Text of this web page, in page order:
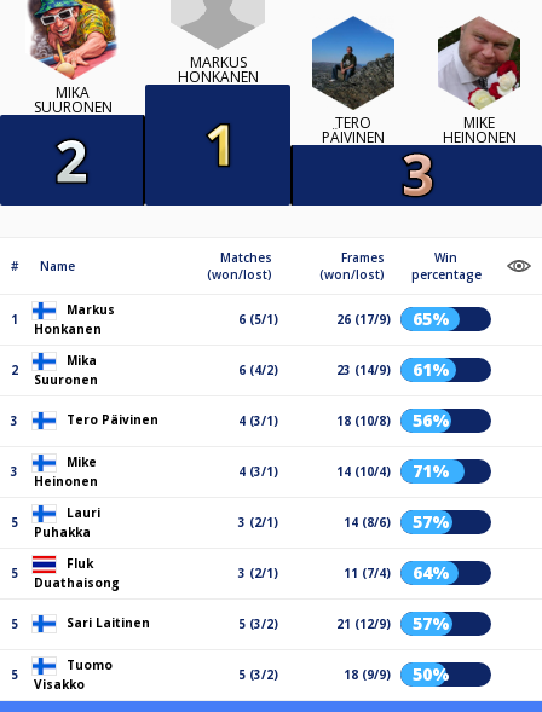
MIKA
SUURONEN
MARKUS
HONKANEN
TERO
PÄIVINEN
MIKE
HEINONEN
# Name
Matches
(won/lost)
Frames
(won/lost)
Win
percentage
1
Markus
Honkanen
6 (5/1) 26 (17/9) 65%
2
Mika
Suuronen
6 (4/2) 23 (14/9) 61%
3 Tero Päivinen 4 (3/1) 18 (10/8) 56%
3
Mike
Heinonen
4 (3/1) 14 (10/4) 71%
5
Lauri
Puhakka
3 (2/1) 14 (8/6) 57%
5
Fluk
Duathaisong
3 (2/1) 11 (7/4) 64%
5 Sari Laitinen 5 (3/2) 21 (12/9) 57%
5
Tuomo
Visakko
5 (3/2) 18 (9/9) 50%